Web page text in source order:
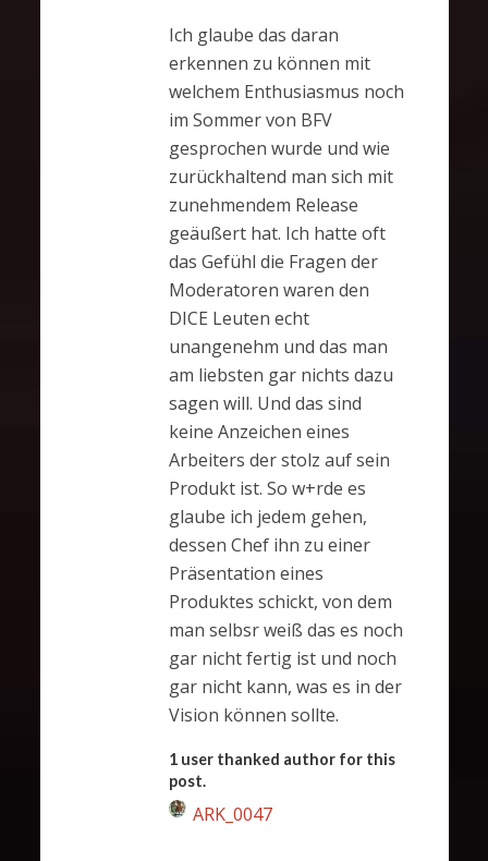
Ich glaube das daran
erkennen zu können mit
welchem Enthusiasmus noch
im Sommer von BFV
gesprochen wurde und wie
zurückhaltend man sich mit
zunehmendem Release
geäußert hat. Ich hatte oft
das Gefühl die Fragen der
Moderatoren waren den
DICE Leuten echt
unangenehm und das man
am liebsten gar nichts dazu
sagen will. Und das sind
keine Anzeichen eines
Arbeiters der stolz auf sein
Produkt ist. So w+rde es
glaube ich jedem gehen,
dessen Chef ihn zu einer
Präsentation eines
Produktes schickt, von dem
man selbsr weiß das es noch
gar nicht fertig ist und noch
gar nicht kann, was es in der
Vision können sollte.
1 user thanked author for this
post.
ARK_0047